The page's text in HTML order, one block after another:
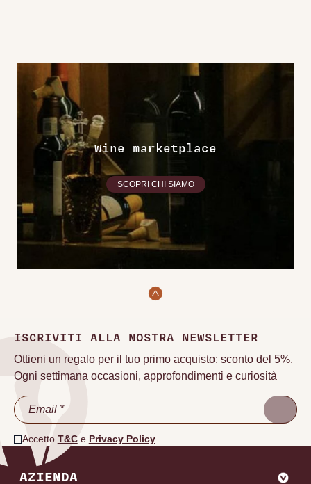
Wine marketplace
SCOPRI CHI SIAMO
ISCRIVITI ALLA NOSTRA NEWSLETTER
Ottieni un regalo per il tuo primo acquisto: sconto del 5%.
Ogni settimana occasioni, approfondimenti e curiosità
Accetto T&Ce Privacy Policy
AZIENDA